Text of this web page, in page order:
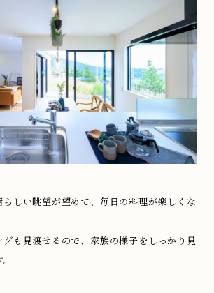
らしい眺望が望めて、毎日の料理が楽しくな
グも見渡せるので、家族の様子をしっかり見